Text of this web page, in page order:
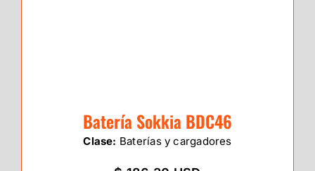
Batería Sokkia BDC46
Clase: Baterías y cargadores